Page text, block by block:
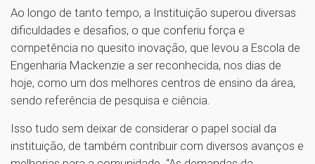
Ao longo de tanto tempo, a Instituição superou diversas
dificuldades e desafios, o que conferiu força e
competência no quesito inovação, que levou a Escola de
Engenharia Mackenzie a ser reconhecida, nos dias de
hoje, como um dos melhores centros de ensino da área,
sendo referência de pesquisa e ciência.
Isso tudo sem deixar de considerar o papel social da
instituição, de também contribuir com diversos avanços e